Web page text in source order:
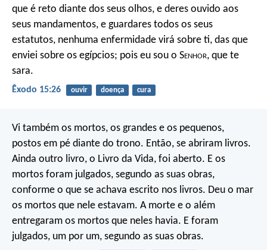
que é reto diante dos seus olhos, e deres ouvido aos
seus mandamentos, e guardares todos os seus
estatutos, nenhuma enfermidade virá sobre ti, das que
enviei sobre os egípcios; pois eu sou o Senhor, que te
sara.
Êxodo 15:26 ouvir doença cura
Vi também os mortos, os grandes e os pequenos,
postos em pé diante do trono. Então, se abriram livros.
Ainda outro livro, o Livro da Vida, foi aberto. E os
mortos foram julgados, segundo as suas obras,
conforme o que se achava escrito nos livros. Deu o mar
os mortos que nele estavam. A morte e o além
entregaram os mortos que neles havia. E foram
julgados, um por um, segundo as suas obras.